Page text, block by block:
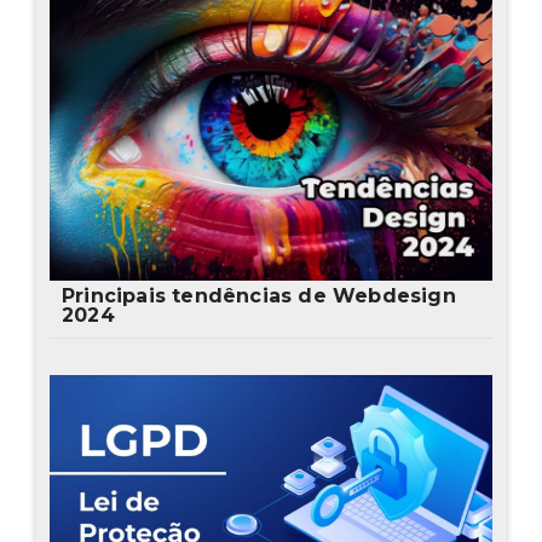
Principais tendências de Webdesign
2024